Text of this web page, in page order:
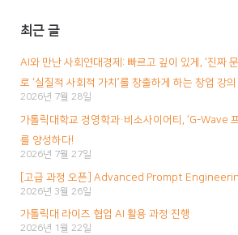
최근 글
AI와 만난 사회연대경제: 빠르고 깊이 있게, ‘진짜 문
로 ‘실질적 사회적 가치’를 창출하게 하는 창업 강의
2026년 7월 28일
가톨릭대학교 경영학과·비소사이어티, ‘G-Wave
를 양성하다!
2026년 7월 27일
[고급 과정 오픈] Advanced Prompt
2026년 3월 26일
가톨릭대 라이즈 협업 AI 활용 과정 진행
2026년 1월 22일